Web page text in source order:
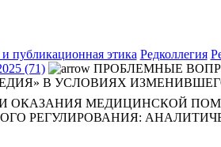
публикационная этика Редколлегия
(71)
ПРОБЛЕМНЫЕ
В УСЛОВИЯХ
ОКАЗАНИЯ МЕДИЦИНСКОЙ
РЕГУЛИРОВАНИЯ: